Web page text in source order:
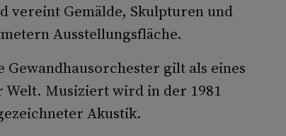
vereint Gemälde, Skulpturen und
Ausstellungsfläche.
Gewandhausorchester gilt als eines
Musiziert wird in der 1981
Akustik.